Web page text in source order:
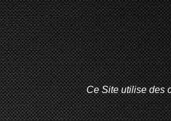
Ce Site utilise des